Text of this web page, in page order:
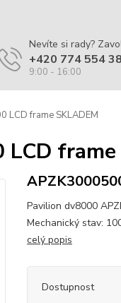
Nevíte si rady?
+420 774 554
9:00 - 16:00
LCD frame SKLADEM
frame
Pavilion dv8000
Mechanický stav:
celý popis
Dostupnost